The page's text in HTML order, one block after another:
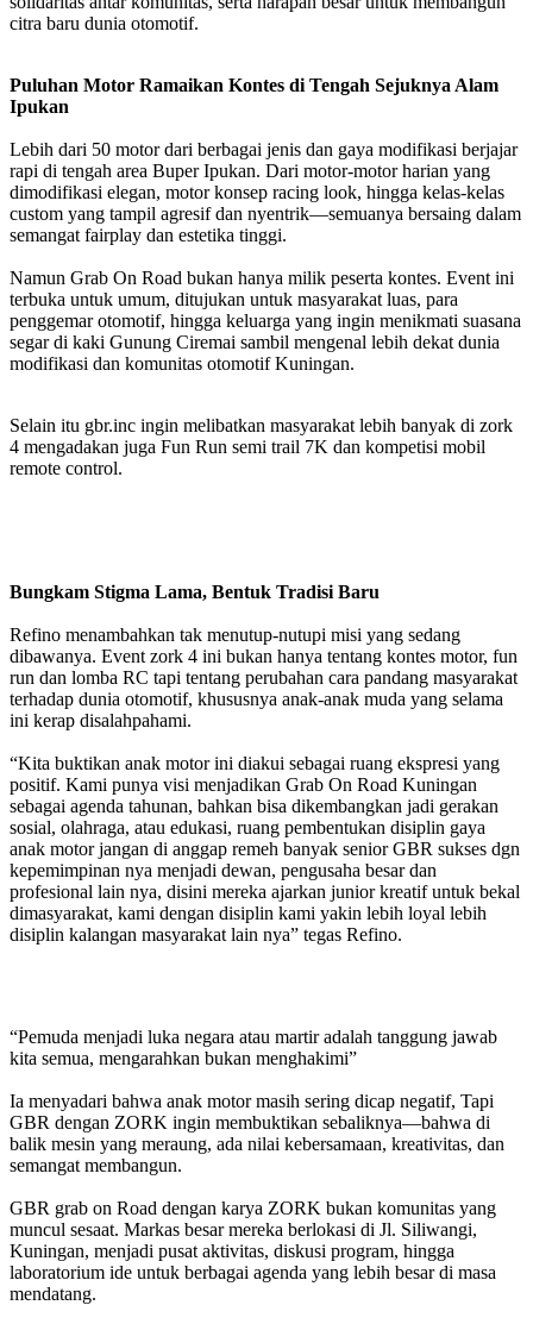
citra baru dunia otomotif.
Puluhan Motor Ramaikan Kontes di Tengah Sejuknya Alam
Ipukan
Lebih dari 50 motor dari berbagai jenis dan gaya modifikasi berjajar
rapi di tengah area Buper Ipukan. Dari motor-motor harian yang
dimodifikasi elegan, motor konsep racing look, hingga kelas-kelas
custom yang tampil agresif dan nyentrik—semuanya bersaing dalam
semangat fairplay dan estetika tinggi.
Namun Grab On Road bukan hanya milik peserta kontes. Event ini
terbuka untuk umum, ditujukan untuk masyarakat luas, para
penggemar otomotif, hingga keluarga yang ingin menikmati suasana
segar di kaki Gunung Ciremai sambil mengenal lebih dekat dunia
modifikasi dan komunitas otomotif Kuningan.
Selain itu gbr.inc ingin melibatkan masyarakat lebih banyak di zork
4 mengadakan juga Fun Run semi trail 7K dan kompetisi mobil
remote control.
Bungkam Stigma Lama, Bentuk Tradisi Baru
Refino menambahkan tak menutup-nutupi misi yang sedang
dibawanya. Event zork 4 ini bukan hanya tentang kontes motor, fun
run dan lomba RC tapi tentang perubahan cara pandang masyarakat
terhadap dunia otomotif, khususnya anak-anak muda yang selama
ini kerap disalahpahami.
“Kita buktikan anak motor ini diakui sebagai ruang ekspresi yang
positif. Kami punya visi menjadikan Grab On Road Kuningan
sebagai agenda tahunan, bahkan bisa dikembangkan jadi gerakan
sosial, olahraga, atau edukasi, ruang pembentukan disiplin gaya
anak motor jangan di anggap remeh banyak senior GBR sukses dgn
kepemimpinan nya menjadi dewan, pengusaha besar dan
profesional lain nya, disini mereka ajarkan junior kreatif untuk bekal
dimasyarakat, kami dengan disiplin kami yakin lebih loyal lebih
disiplin kalangan masyarakat lain nya” tegas Refino.
“Pemuda menjadi luka negara atau martir adalah tanggung jawab
kita semua, mengarahkan bukan menghakimi”
Ia menyadari bahwa anak motor masih sering dicap negatif, Tapi
GBR dengan ZORK ingin membuktikan sebaliknya—bahwa di
balik mesin yang meraung, ada nilai kebersamaan, kreativitas, dan
semangat membangun.
GBR grab on Road dengan karya ZORK bukan komunitas yang
muncul sesaat. Markas besar mereka berlokasi di Jl. Siliwangi,
Kuningan, menjadi pusat aktivitas, diskusi program, hingga
laboratorium ide untuk berbagai agenda yang lebih besar di masa
mendatang.